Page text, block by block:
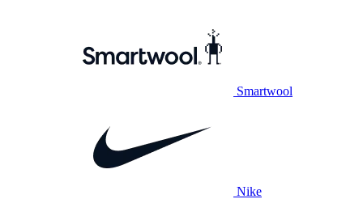
Smartwool
Nike